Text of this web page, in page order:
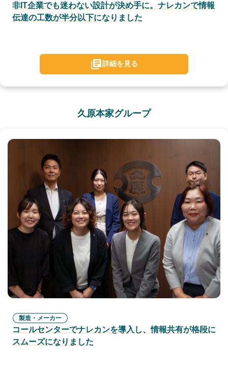
非IT企業でも迷わない設計が決め手に。ナレカンで情報
伝達の工数が半分以下になりました
詳細を見る
久原本家グループ
製造・メーカー
コールセンターでナレカンを導入し、情報共有が格段に
スムーズになりました